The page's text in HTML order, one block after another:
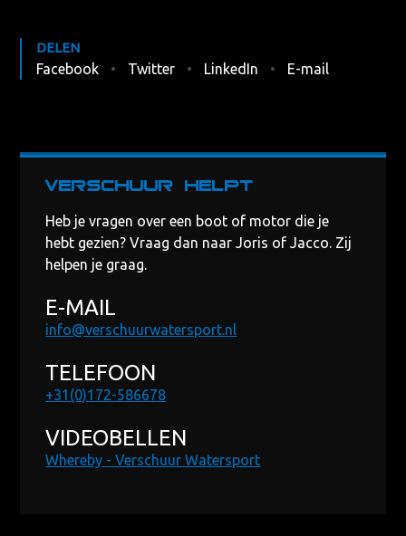
DELEN
Facebook Twitter LinkedIn E-mail
Verschuur helpt
Heb je vragen over een boot of motor die je
hebt gezien? Vraag dan naar Joris of Jacco. Zij
helpen je graag.
E-MAIL
info@verschuurwatersport.nl
TELEFOON
+31(0)172-586678
VIDEOBELLEN
Whereby - Verschuur Watersport